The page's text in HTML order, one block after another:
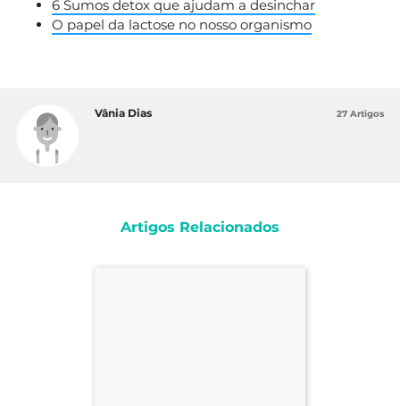
6 Sumos detox que ajudam a desinchar
O papel da lactose no nosso organismo
Vânia Dias 27 Artigos
Artigos Relacionados